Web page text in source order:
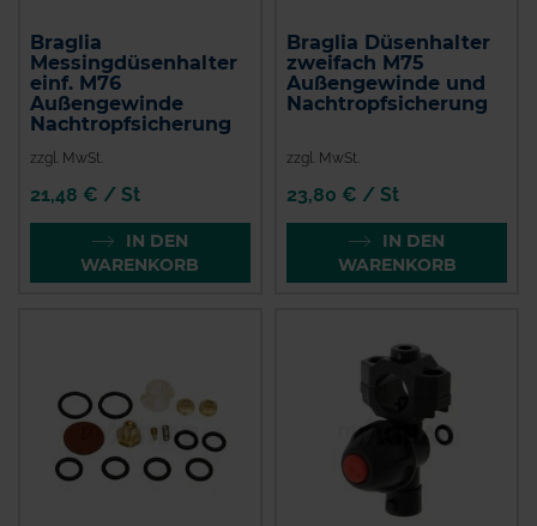
Braglia
Messingdüsenhalter
einf. M76
Außengewinde
Nachtropfsicherung
zzgl. MwSt.
21,48 € / St
IN DEN
WARENKORB
Braglia Düsenhalter
zweifach M75
Außengewinde und
Nachtropfsicherung
zzgl. MwSt.
23,80 € / St
IN DEN
WARENKORB